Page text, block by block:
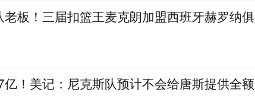
板！三届扣篮王麦克朗加盟西班牙赫罗纳俱
！美记：尼克斯队预计不会给唐斯提供全额